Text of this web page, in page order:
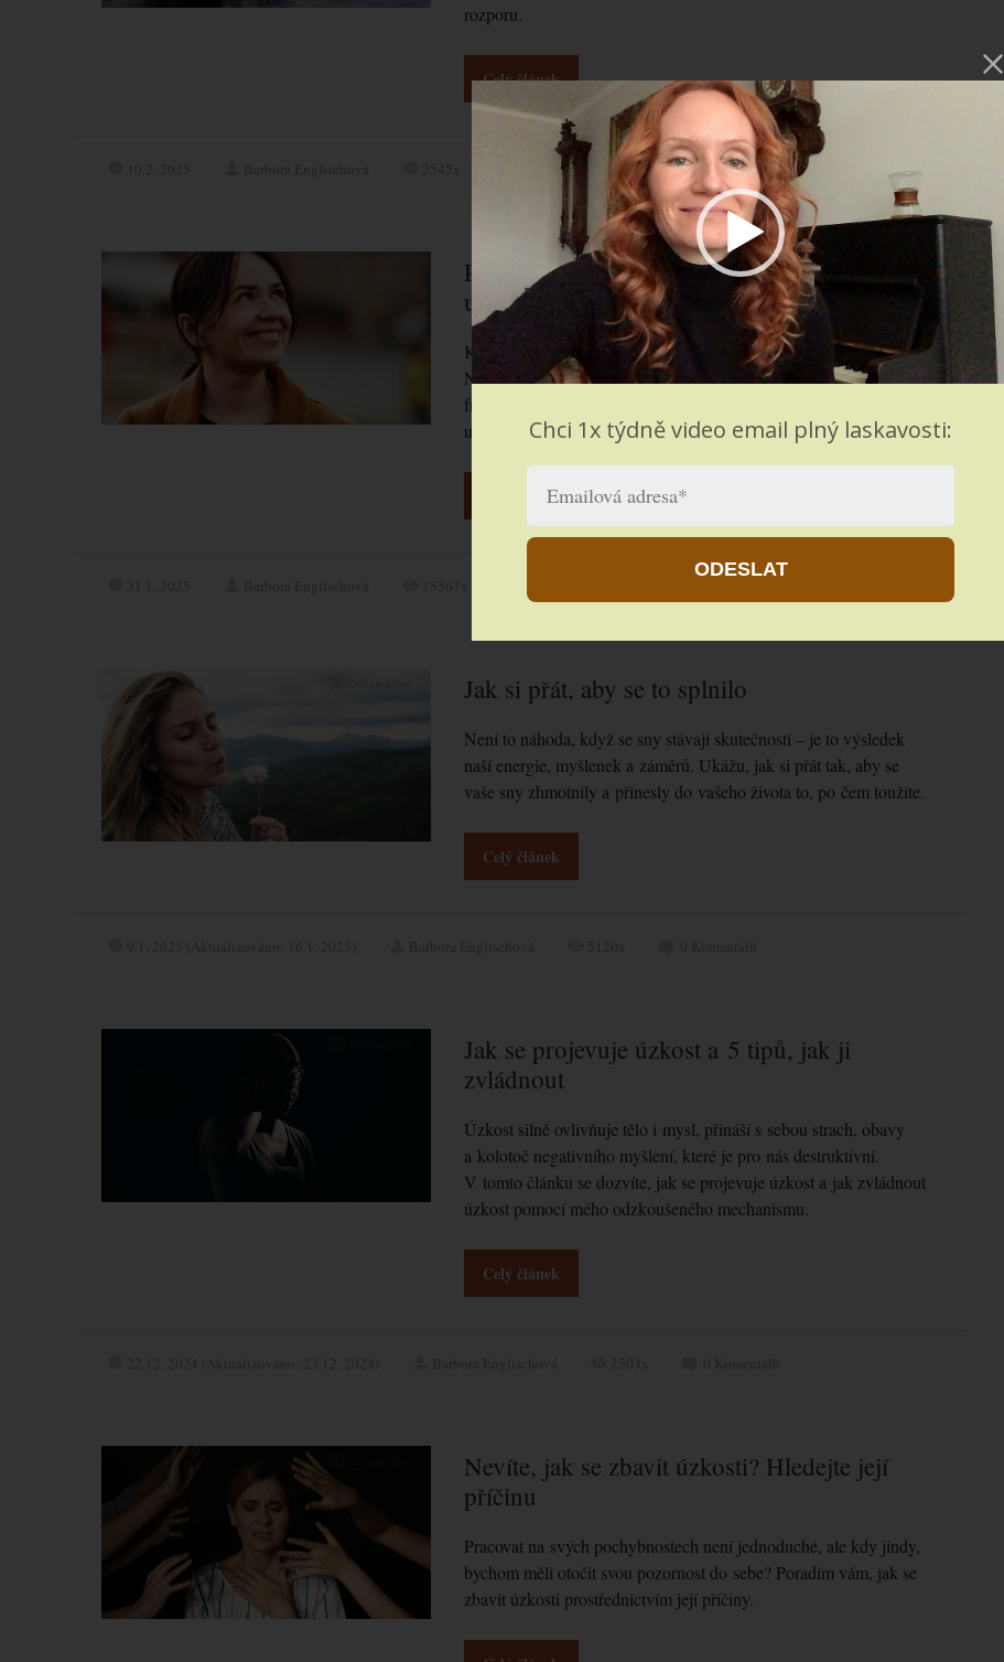
rozporu.
Celý článek
Komentářů
Pochopení zákona přitažlivosti: 9 znamení, že
už funguje
Když začínáme s učením o zákonu přitažlivosti, často tápeme.
Nejprve se snažíme pochopit, jak ho správně používat, aby
fungoval vědomě v našem životě, a později si klademe otázku, jestli
už skutečně funguje.
Celý článek
Jak si přát, aby se to splnilo
Není to náhoda, když se sny stávají skutečností – je to výsledek
naší energie, myšlenek a záměrů. Ukážu, jak si přát tak, aby se
vaše sny zhmotnily a přinesly do vašeho života to, po čem toužíte.
Celý článek
Jak se projevuje úzkost a 5 tipů, jak ji
zvládnout
Úzkost silně ovlivňuje tělo i mysl, přináší s sebou strach, obavy
a kolotoč negativního myšlení, které je pro nás destruktivní.
V tomto článku se dozvíte, jak se projevuje úzkost a jak zvládnout
úzkost pomocí mého odzkoušeného mechanismu.
Celý článek
Nevíte, jak se zbavit úzkosti? Hledejte její
příčinu
Pracovat na svých pochybnostech není jednoduché, ale kdy jindy,
bychom měli otočit svou pozornost do sebe? Poradím vám, jak se
zbavit úzkosti prostřednictvím její příčiny.
Chci 1x týdně video email plný laskavosti:
ODESLAT